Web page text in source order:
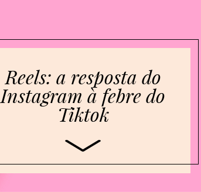
Reels: a resposta do
Instagram à febre do
Tiktok